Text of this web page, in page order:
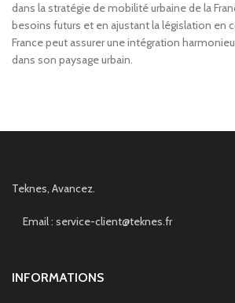
dans la stratégie de mobilité urbaine de la
besoins futurs et en ajustant la législation en
France peut assurer une intégration
dans son paysage urbain.
Teknes, Avancez.
Email : service-client@teknes.fr
INFORMATIONS